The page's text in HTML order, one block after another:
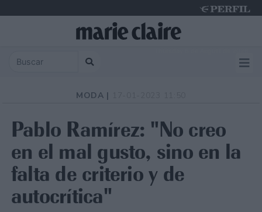
MODA |
Pablo Ramírez: "No creo
en el mal gusto, sino en la
falta de criterio y de
autocrítica"